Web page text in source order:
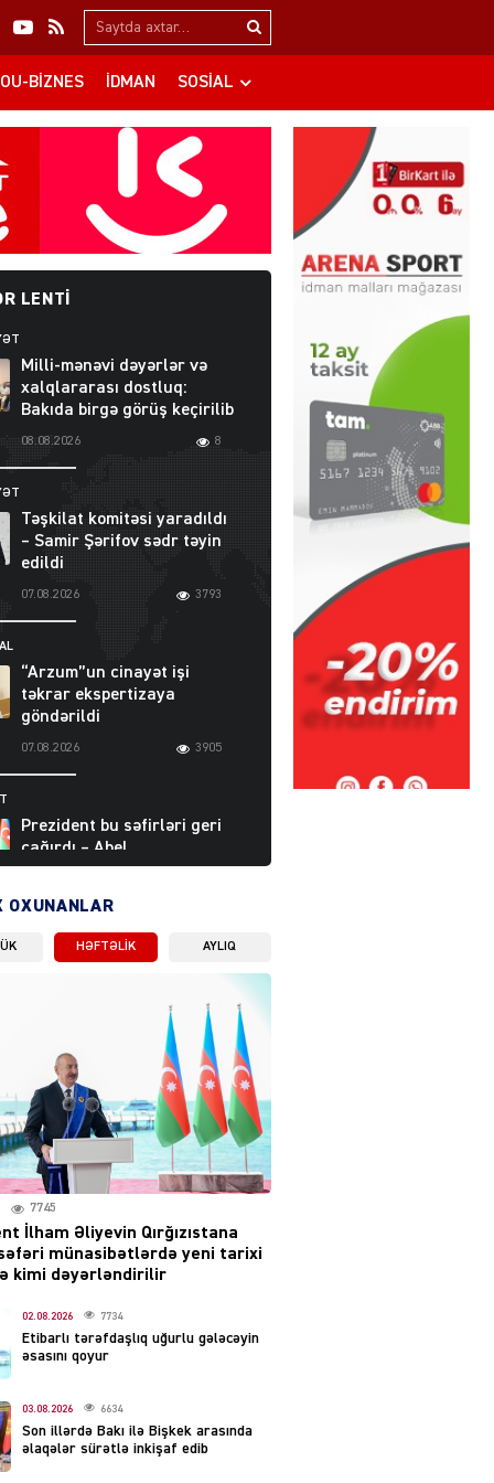
Search…
BIZNES İDMAN SOSIAL
LENTI
Milli-mənəvi dəyərlər və
xalqlararası dostluq:
Bakıda birgə görüş keçirilib
08.08.2026 8
Təşkilat komitəsi yaradıldı
– Samir Şərifov sədr təyin
edildi
07.08.2026 3793
“Arzum”un cinayət işi
təkrar ekspertizaya
göndərildi
07.08.2026 3905
Prezident bu səfirləri geri
çağırdı – Abel
Məhərrəmovun oğlu da var
07.08.2026
5492
Rusiya-Ukrayna
münaqişəsinin həllində
irəliləyiş var – Tramp
07.08.2026 5503
Prezident 2 fərman
imzaladı
07.08.2026
“Tramp yolu”na HƏMLƏ –
REAKSİYA
OXUNANLAR
HƏFTƏLIK AYLIQ
7745
İlham Əliyevin Qırğızıstana
münasibətlərdə yeni tarixi
kimi dəyərləndirilir
02.08.2026 7734
Etibarlı tərəfdaşlıq uğurlu gələcəyin
əsasını qoyur
03.08.2026 6634
Son illərdə Bakı ilə Bişkek arasında
əlaqələr sürətlə inkişaf edib